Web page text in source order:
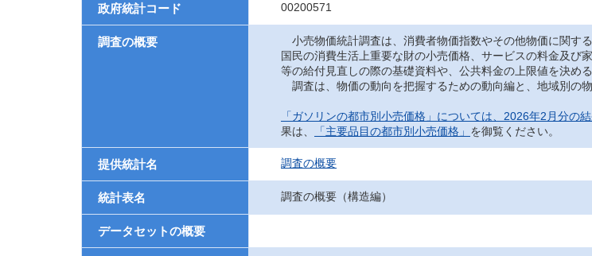
政府統計コード 00200571
調査の概要
小売物価統計調査は、消費者物価指数やその他物価に関す
国民の消費生活上重要な財の小売価格、サービスの料金及び
等の給付見直しの際の基礎資料や、公共料金の上限値を決め
調査は、物価の動向を把握するための動向編と、地域別の
「ガソリンの都市別小売価格」については、2026年2月分の
果は、
「主要品目の都市別小売価格」 を御覧ください。
提供統計名 調査の概要
統計表名 調査の概要（構造編）
データセットの概要